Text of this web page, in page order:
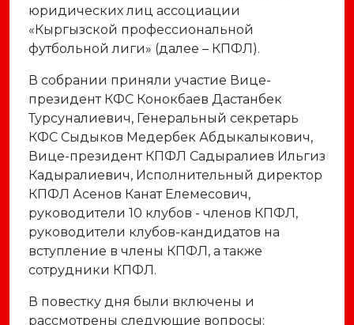
юридических лиц ассоциации
«Кыргызской профессиональной
футбольной лиги» (далее – КПФЛ).
В собрании приняли участие Вице-
президент КФС Конокбаев Дастанбек
Турсуналиевич, Генеральный секретарь
КФС Сыдыков Медербек Абдыкалыкович,
Вице-президент КПФЛ Садыралиев Ильгиз
Кадыралиевич, Исполнительный директор
КПФЛ Асенов Канат Елемесович,
руководители 10 клубов - членов КПФЛ,
руководители клубов-кандидатов на
вступление в члены КПФЛ, а также
сотрудники КПФЛ.
В повестку дня были включены и
рассмотрены следующие вопросы: